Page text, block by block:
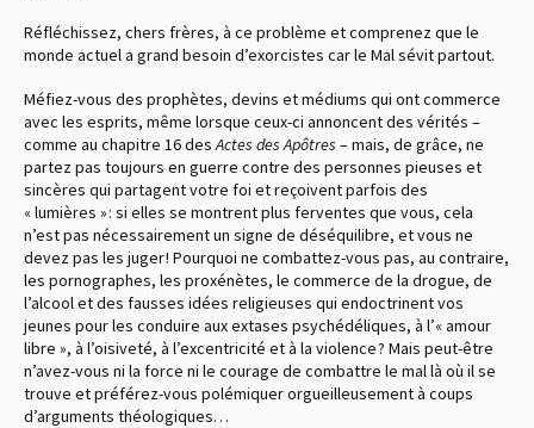
Réfléchissez, chers frères, à ce problème et comprenez que le
monde actuel a grand besoin d’exorcistes car le Mal sévit partout.
Méfiez-vous des prophètes, devins et médiums qui ont commerce
avec les esprits, même lorsque ceux-ci annoncent des vérités –
comme au chapitre 16 desActes des Apôtres – mais, de grâce, ne
partez pas toujours en guerre contre des personnes pieuses et
sincères qui partagent votre foi et reçoivent parfois des
« lumières » : si elles se montrent plus ferventes que vous, cela
n’est pas nécessairement un signe de déséquilibre, et vous ne
devez pas les juger ! Pourquoi ne combattez-vous pas, au contraire,
les pornographes, les proxénètes, le commerce de la drogue, de
l’alcool et des fausses idées religieuses qui endoctrinent vos
jeunes pour les conduire aux extases psychédéliques, à l’« amour
libre », à l’oisiveté, à l’excentricité et à la violence ? Mais peut-être
n’avez-vous ni la force ni le courage de combattre le mal là où il se
trouve et préférez-vous polémiquer orgueilleusement à coups
d’arguments théologiques…